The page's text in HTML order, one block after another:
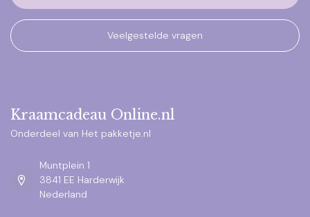
Veelgestelde vragen
Kraamcadeau Online.nl
Onderdeel van Het pakketje.nl
Muntplein 1
3841 EE Harderwijk
Nederland